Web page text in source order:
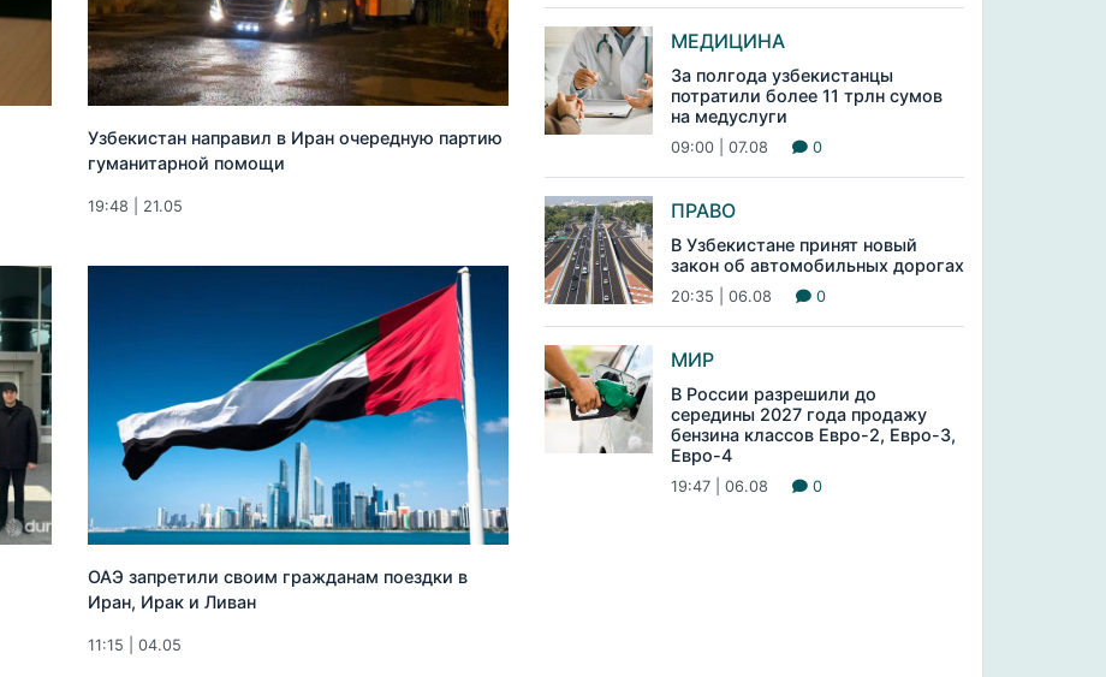
Узбекистан направил в Иран очередную партию
гуманитарной помощи
19:48 | 21.05
ОАЭ запретили своим гражданам поездки в
Иран, Ирак и Ливан
11:15 | 04.05
МЕДИЦИНА
За полгода узбекистанцы
потратили более 11 трлн сумов
на медуслуги
09:00 | 07.08 0
ПРАВО
В Узбекистане принят новый
закон об автомобильных дорогах
20:35 | 06.08 0
МИР
В России разрешили до
середины 2027 года продажу
бензина классов Евро-2, Евро-3,
Евро-4
19:47 | 06.08 0